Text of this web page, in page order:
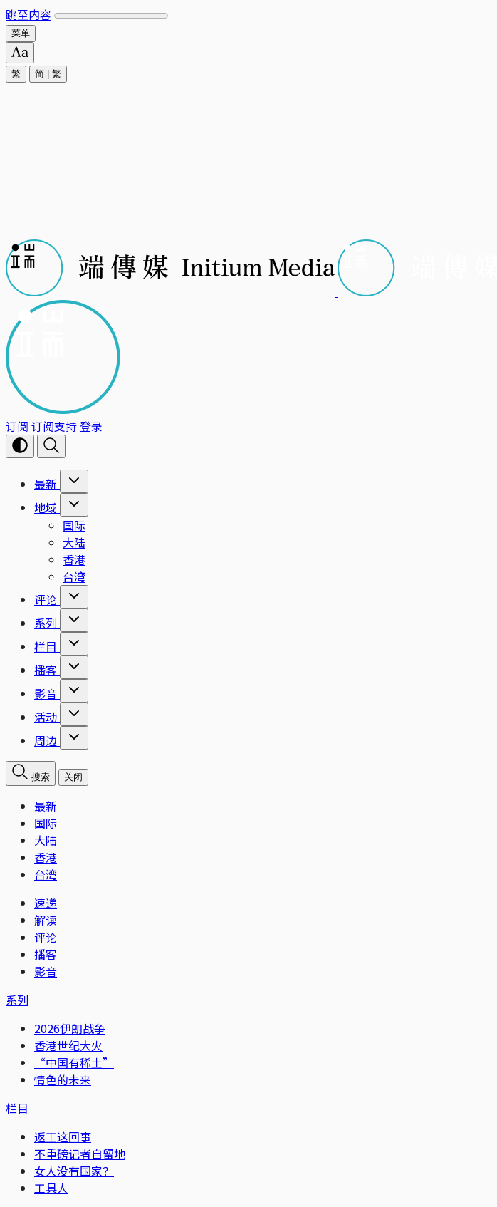
跳至内容
菜单
繁 简 繁
订阅 订阅支持登录
最新
地域
国际
大陆
香港
台湾
评论
系列
栏目
播客
影音
活动
周边
搜索 关闭
最新
国际
大陆
香港
台湾
速递
解读
评论
播客
影音
系列
2026伊朗战争
香港世纪大火
“中国有稀土”
情色的未来
栏目
返工这回事
不重磅记者自留地
女人没有国家？
工具人